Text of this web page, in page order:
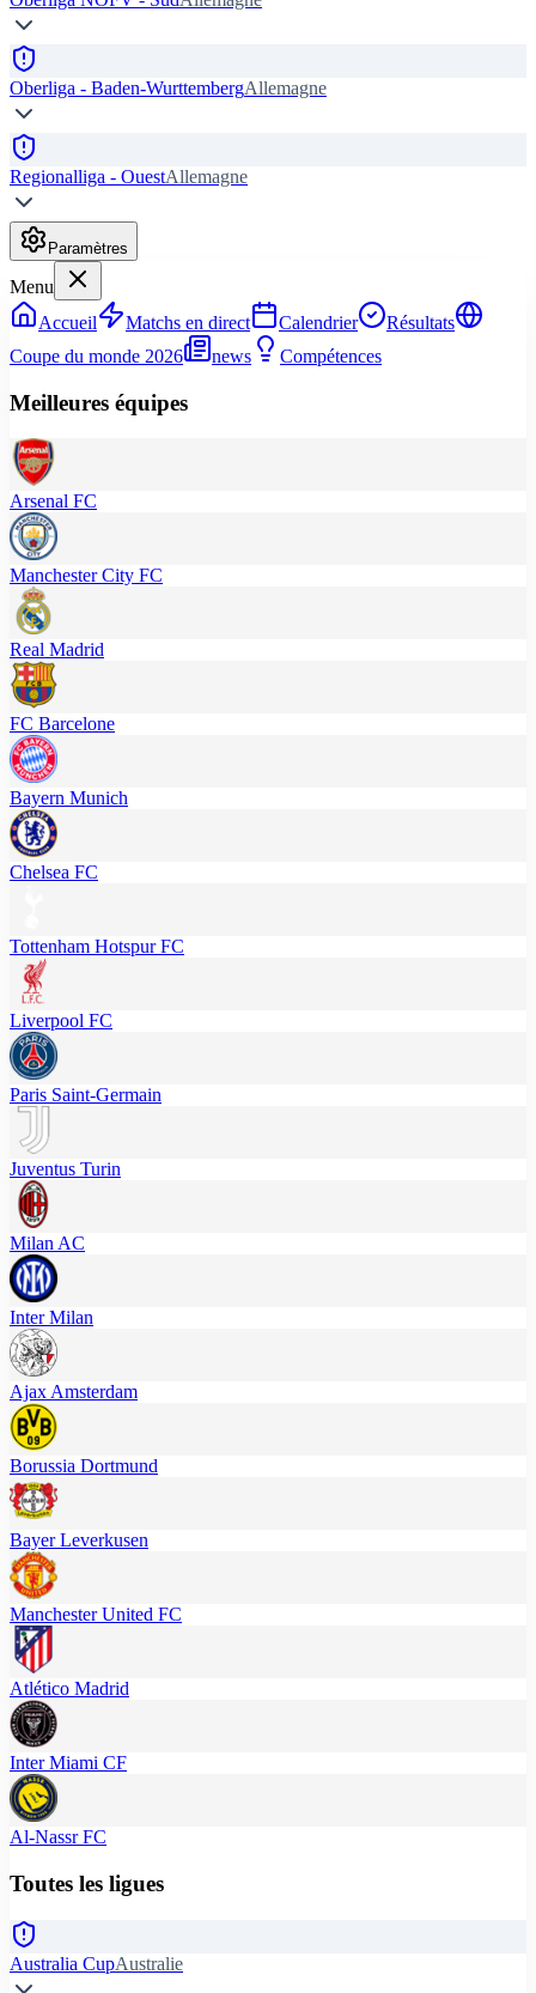
Oberliga - Baden-WurttembergAllemagne
Regionalliga - OuestAllemagne
Paramètres
Menu
Accueil
Matchs en direct Calendrier
Résultats
Coupe du monde 2026
news Compétences
Meilleures équipes
Arsenal FC
Manchester City FC
Real Madrid
FC Barcelone
Bayern Munich
Chelsea FC
Tottenham Hotspur FC
Liverpool FC
Paris Saint-Germain
Juventus Turin
Milan AC
Inter Milan
Ajax Amsterdam
Borussia Dortmund
Bayer Leverkusen
Manchester United FC
Atlético Madrid
Inter Miami CF
Al-Nassr FC
Toutes les ligues
Australia CupAustralie